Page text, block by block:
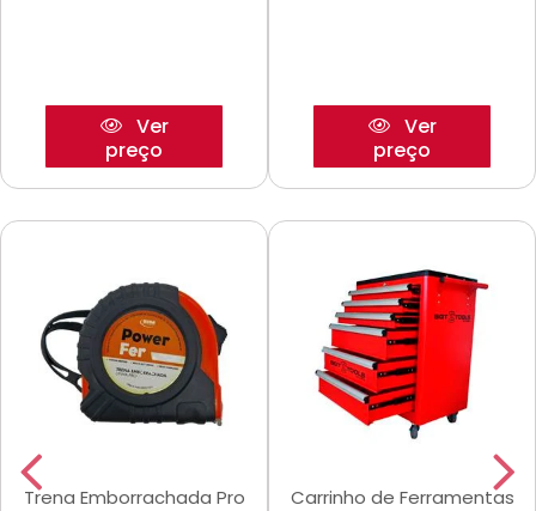
Ver
preço
Ver
preço
Trena Emborrachada Pro
Carrinho de Ferramentas